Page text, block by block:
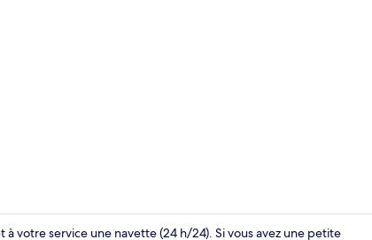
votre service une navette (24 h/24). Si vous avez une petite